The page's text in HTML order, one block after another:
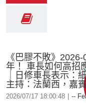
《巴膠不敗》
年！ 車長如何高招
｜日修車長表示：
主持：法蘭西，嘉
2026/07/17 18:00:48 --